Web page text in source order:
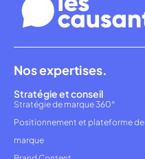
Nos expertises.
Stratégie et conseil
Stratégie de marque 360°
Positionnement et plateforme de
marque